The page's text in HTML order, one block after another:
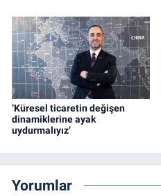
‘Küresel ticaretin değişen
dinamiklerine ayak
uydurmalıyız’
Yorumlar